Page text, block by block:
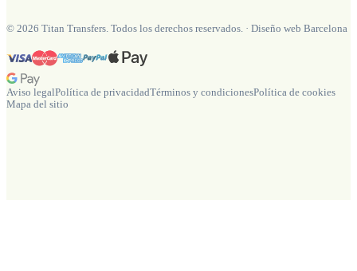
© 2026 Titan Transfers. Todos los derechos reservados. · Diseño web Barcelona
Aviso legalPolítica de privacidadTérminos y condicionesPolítica de cookies
Mapa del sitio